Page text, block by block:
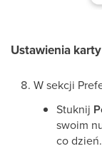
Ustawienia
W sekcji
Stuknij
swoim
co dzień.